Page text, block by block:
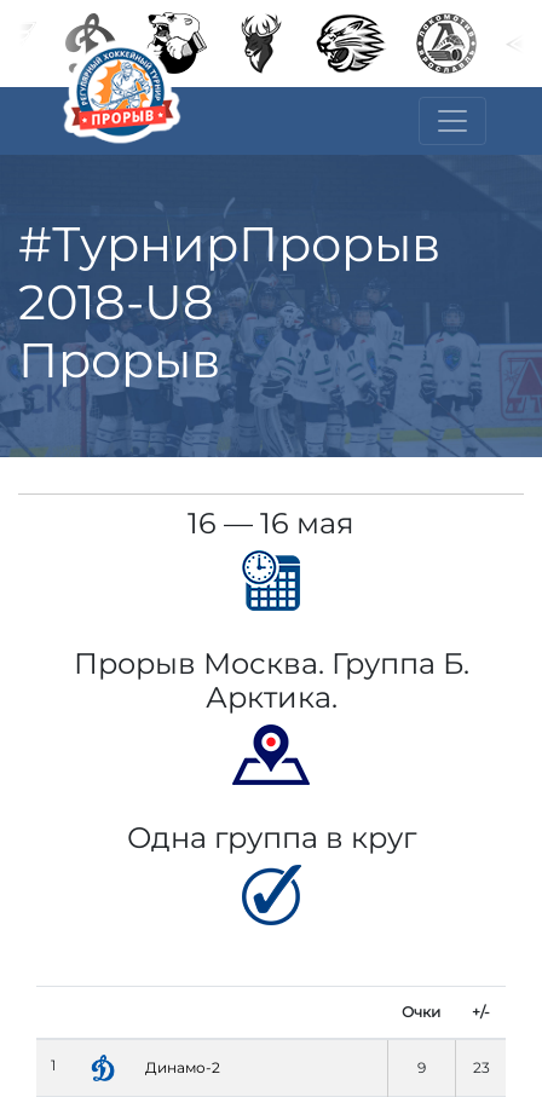
#ТурнирПрорыв
2018-U8
Прорыв
16 — 16 мая
Прорыв Москва. Группа Б.
Арктика.
Одна группа в круг
Очки +/-
1 Динамо-2 9 23